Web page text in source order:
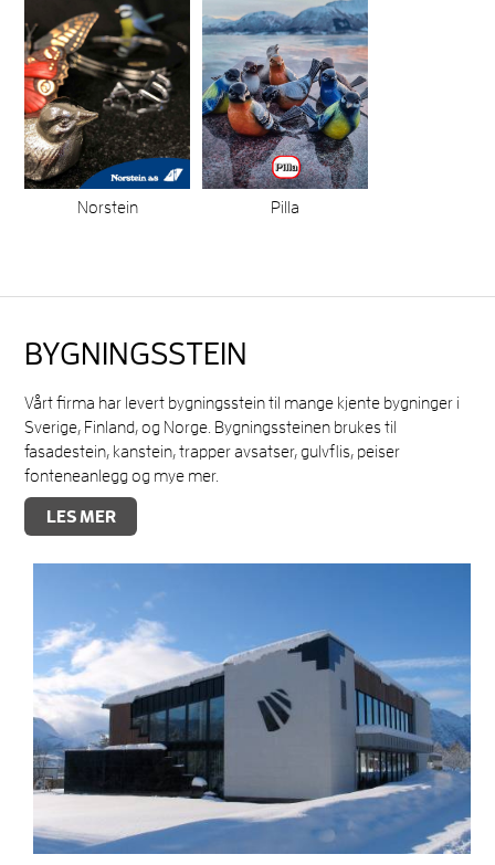
Norstein Pilla
BYGNINGSSTEIN
Vårt firma har levert bygningsstein til mange kjente bygninger i
Sverige, Finland, og Norge. Bygningssteinen brukes til
fasadestein, kanstein, trapper avsatser, gulvflis, peiser
fonteneanlegg og mye mer.
LES MER